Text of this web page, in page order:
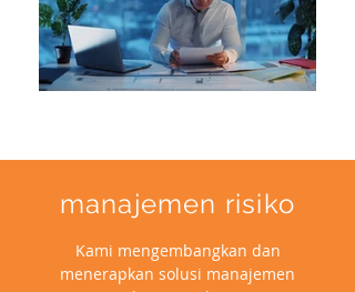
manajemen risiko
Kami mengembangkan dan
menerapkan solusi manajemen